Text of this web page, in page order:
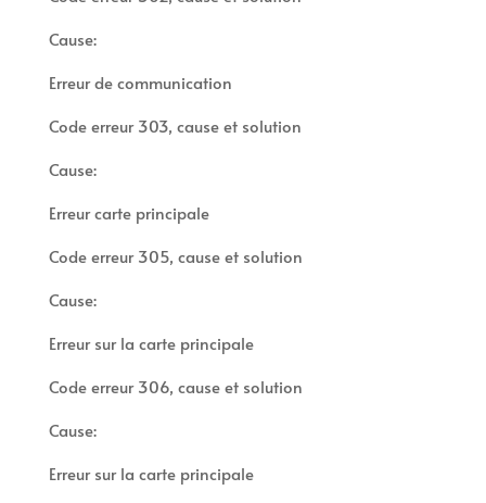
Cause:
Erreur de communication
Code erreur 303, cause et solution
Cause:
Erreur carte principale
Code erreur 305, cause et solution
Cause:
Erreur sur la carte principale
Code erreur 306, cause et solution
Cause:
Erreur sur la carte principale